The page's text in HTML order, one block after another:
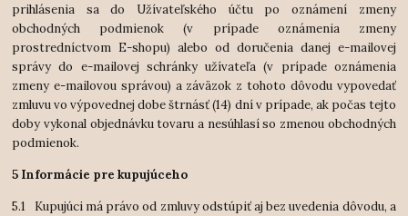
prihlásenia sa do Užívateľského účtu po oznámení zmeny
obchodných podmienok (v prípade oznámenia zmeny
prostredníctvom E-shopu) alebo od doručenia danej e-mailovej
správy do e-mailovej schránky užívateľa (v prípade oznámenia
zmeny e-mailovou správou) a záväzok z tohoto dôvodu vypovedať
zmluvu vo výpovednej dobe štrnásť (14) dní v prípade, ak počas tejto
doby vykonal objednávku tovaru a nesúhlasí so zmenou obchodných
podmienok.
5 Informácie pre kupujúceho
5.1 Kupujúci má právo od zmluvy odstúpiť aj bez uvedenia dôvodu, a